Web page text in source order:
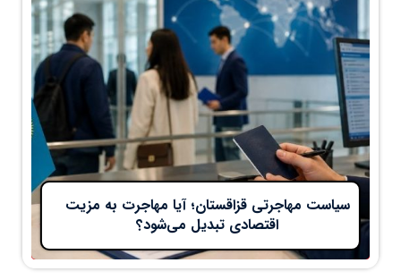
سیاست مهاجرتی قزاقستان؛ آیا مهاجرت به مزیت
اقتصادی تبدیل می‌شود؟